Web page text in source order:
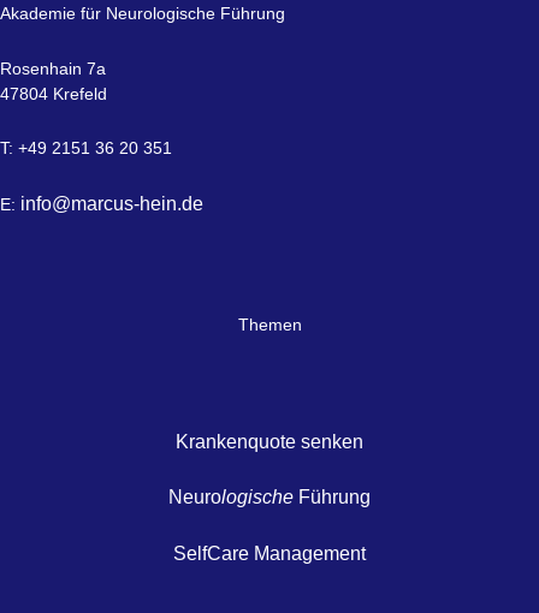
Akademie für Neurologische Führung
Rosenhain 7a
47804 Krefeld
T: +49 2151 36 20 351
E: info@marcus-hein.de
Themen
Krankenquote senken
Neurologische Führung
SelfCare Management